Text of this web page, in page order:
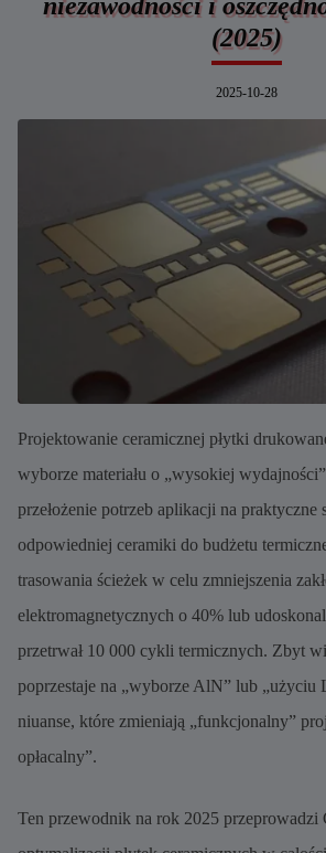
(2025)
2025-10-28
Projektowanie ceramicznej płytki
wyborze materiału o „wysokiej
przełożenie potrzeb aplikacji na praktyczne
odpowiedniej ceramiki do budżetu
trasowania ścieżek w celu zmniejszenia
elektromagnetycznych o 40% lub
przetrwał 10 000 cykli termicznych. Zbyt
poprzestaje na „wyborze AlN” lub „użyciu
niuanse, które zmieniają „funkcjonalny”
opłacalny”.
Ten przewodnik na rok 2025 przeprowadzi